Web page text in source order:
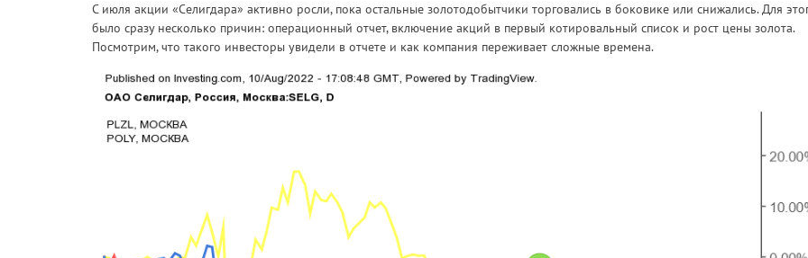
С июля акции «Селигдара» активно росли, пока остальные золотодобытчики торговались в боковике или снижались. Для
было сразу несколько причин: операционный отчет, включение акций в первый котировальный список и рост цены золота.
Посмотрим, что такого инвесторы увидели в отчете и как компания переживает сложные времена.